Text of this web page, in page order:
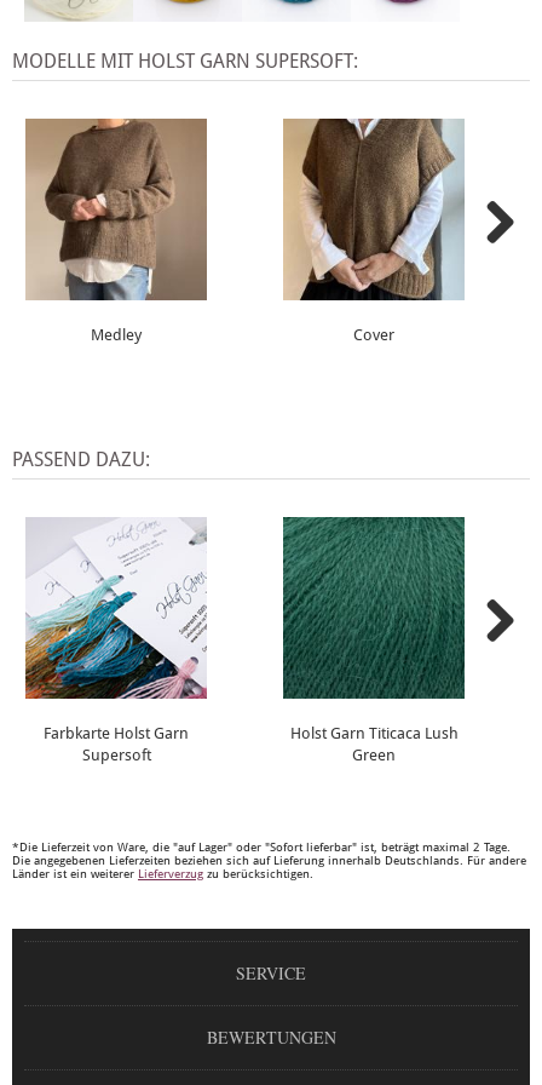
MODELLE MIT HOLST GARN SUPERSOFT:
Medley Cover
PASSEND DAZU:
Farbkarte Holst Garn
Supersoft
Holst Garn Titicaca Lush
Green
*Die Lieferzeit von Ware, die "auf Lager" oder "Sofort lieferbar" ist, beträgt maximal 2 Tage.
Die angegebenen Lieferzeiten beziehen sich auf Lieferung innerhalb Deutschlands. Für andere
Länder ist ein weiterer Lieferverzug zu berücksichtigen.
SERVICE
BEWERTUNGEN